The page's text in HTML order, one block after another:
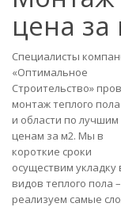
цена
Специалисты
«Оптимальное
Строительство»
монтаж теплого
и области по лучшим
ценам за м2. Мы в
короткие сроки
осуществим укладку
видов теплого пола
реализуем самые